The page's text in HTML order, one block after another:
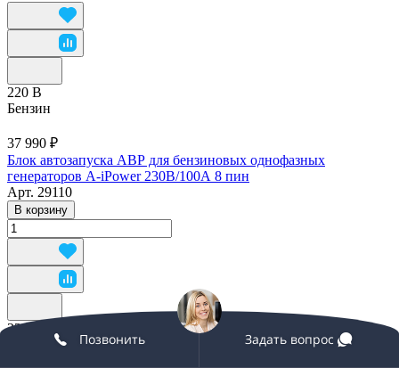
220 В
Бензин
37 990 ₽
Блок автозапуска АВР для бензиновых однофазных
генераторов A-iPower 230В/100А 8 пин
Арт. 29110
В корзину
220 В
Позвонить Задать вопрос